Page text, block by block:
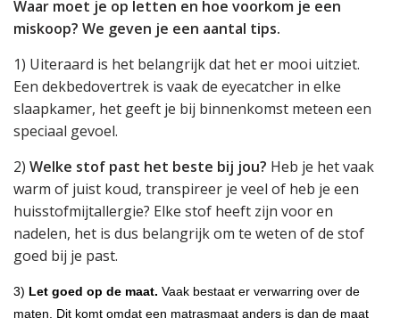
Waar moet je op letten en hoe voorkom je een
miskoop? We geven je een aantal tips.
1) Uiteraard is het belangrijk dat het er mooi uitziet.
Een dekbedovertrek is vaak de eyecatcher in elke
slaapkamer, het geeft je bij binnenkomst meteen een
speciaal gevoel.
2) Welke stof past het beste bij jou? Heb je het vaak
warm of juist koud, transpireer je veel of heb je een
huisstofmijtallergie? Elke stof heeft zijn voor en
nadelen, het is dus belangrijk om te weten of de stof
goed bij je past.
3) Let goed op de maat. Vaak bestaat er verwarring over de
maten. Dit komt omdat een matrasmaat anders is dan de maat